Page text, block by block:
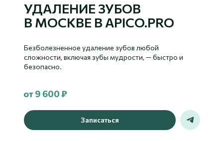
Безболезненное удаление зубов любой
сложности, включая зубы мудрости, — быстро и
безопасно.
от 9 600 ₽
УДАЛЕНИЕ ЗУБОВ
В МОСКВЕ В APICO.PRO
Записаться